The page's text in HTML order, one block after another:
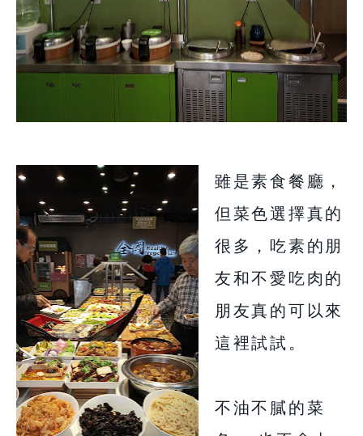
雖是素食餐廳，
但菜色選擇真的
很多，吃素的朋
友和不愛吃肉的
朋友真的可以來
這裡試試。
不油不膩的菜